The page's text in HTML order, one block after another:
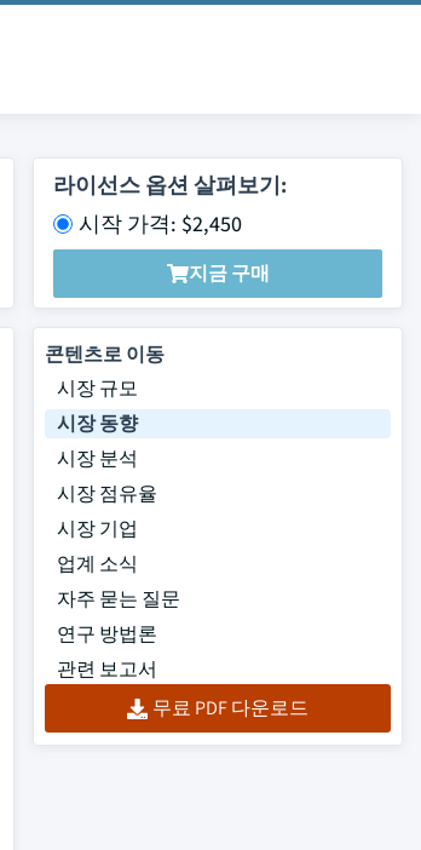
라이선스 옵션 살펴보기:
시작 가격: $2,450
지금 구매
콘텐츠로 이동
시장 규모
시장 동향
시장 분석
시장 점유율
시장 기업
업계 소식
자주 묻는 질문
연구 방법론
관련 보고서
무료 PDF 다운로드